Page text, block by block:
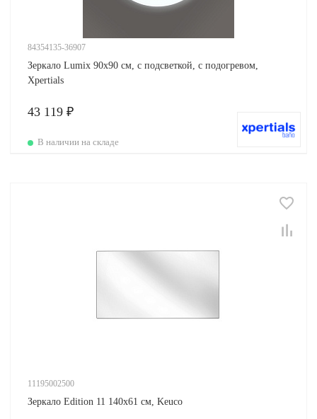
84354135-36907
Зеркало Lumix 90х90 см, с подсветкой, с подогревом,
Xpertials
43 119 ₽
В наличии на складе
11195002500
Зеркало Edition 11 140х61 см, Keuco